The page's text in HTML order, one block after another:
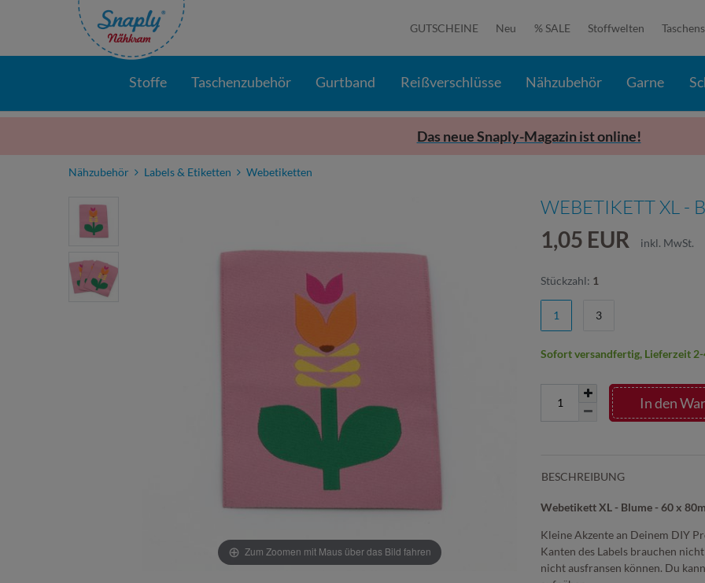
GUTSCHEINE Neu % SALE Stoffwelten
Stoffe Taschenzubehör Gurtband Reißverschlüsse Nähzubehör Garne
Das neue Snaply-Magazin ist online!
Nähzubehör Labels & Etiketten Webetiketten
Zum Zoomen mit Maus über das Bild fahren
WEBETIKETT XL -
1,05 EUR inkl. MwSt.
Stückzahl: 1
1 3
In den
Sofort versandfertig, Lieferzeit
BESCHREIBUNG
Webetikett XL - Blume - 60 x
Kleine Akzente an Deinem DIY
Kanten des Labels brauchen
nicht ausfransen können. Du